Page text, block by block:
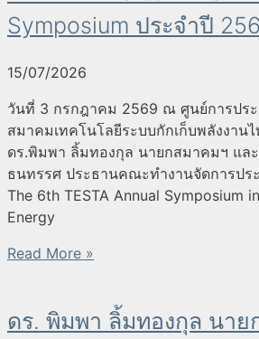
Symposium ประจำปี
15/07/2026
วันที่ 3 กรกฎาคม 2569 ณ ศูนย์การปร
สมาคมเทคโนโลยีระบบกักเก็บพลังงาน
ดร.พิมพา ลิ้มทองกุล นายกสมาคมฯ แล
ธนทรรศ ประธานคณะทำงานจัดการป
The 6th TESTA Annual Symposium
Energy
Read More »
ดร. พิมพา ลิ้มทองกุล นาย